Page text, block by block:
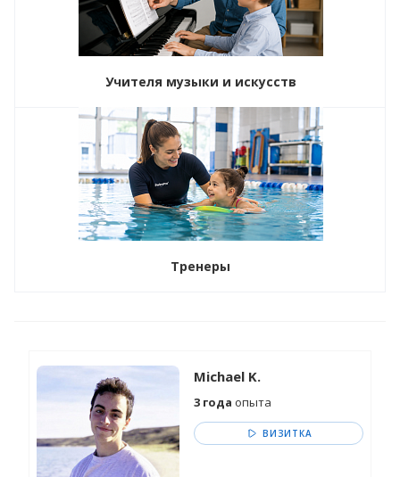
Учителя музыки и искусств
Тренеры
Michael K.
3 года опыта
ВИЗИТКА